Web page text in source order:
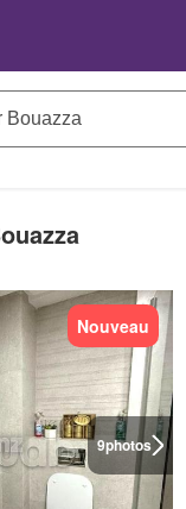
9photos
Nouveau